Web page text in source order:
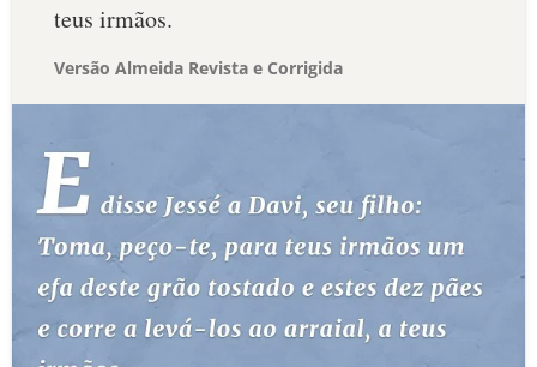
teus irmãos.
Versão Almeida Revista e Corrigida